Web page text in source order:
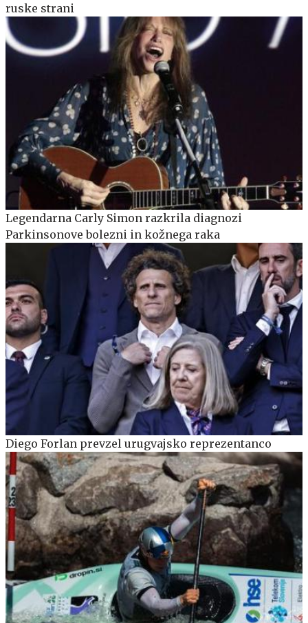
ruske strani
Legendarna Carly Simon razkrila diagnozi
Parkinsonove bolezni in kožnega raka
Diego Forlan prevzel urugvajsko reprezentanco